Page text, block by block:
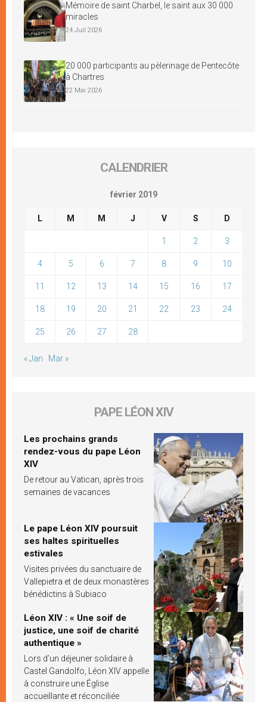
Mémoire de saint Charbel, le saint aux 30 000
miracles
24 Juil 2026
20 000 participants au pèlerinage de Pentecôte
à Chartres
22 Mai 2026
CALENDRIER
février 2019
L M M J V S D
1 2 3
4 5 6 7 8 9 10
11 12 13 14 15 16 17
18 19 20 21 22 23 24
25 26 27 28
« Jan Mar »
PAPE LÉON XIV
Les prochains grands
rendez-vous du pape Léon
XIV
De retour au Vatican, après trois
semaines de vacances
Le pape Léon XIV poursuit
ses haltes spirituelles
estivales
Visites privées du sanctuaire de
Vallepietra et de deux monastères
bénédictins à Subiaco
Léon XIV : « Une soif de
justice, une soif de charité
authentique »
Lors d’un déjeuner solidaire à
Castel Gandolfo, Léon XIV appelle
à construire une Église
accueillante et réconciliée